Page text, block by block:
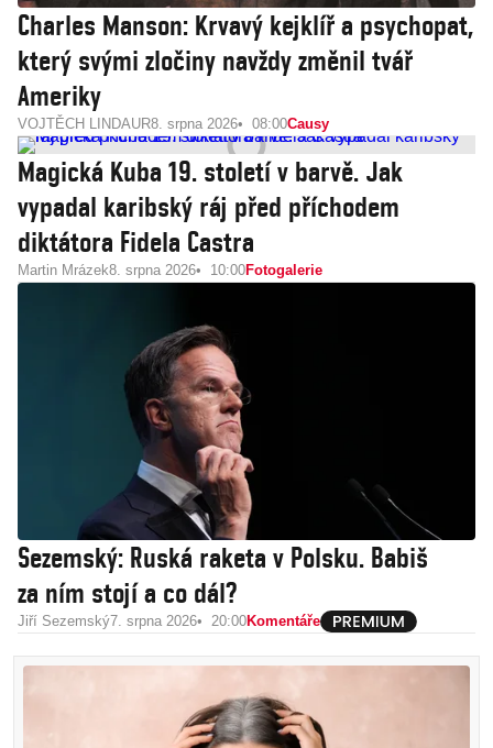
Charles Manson: Krvavý kejklíř a psychopat,
který svými zločiny navždy změnil tvář
Ameriky
VOJTĚCH LINDAUR8. srpna 2026 08:00Causy
Magická Kuba 19. století v barvě. Jak
vypadal karibský ráj před příchodem
diktátora Fidela Castra
Martin Mrázek8. srpna 2026 10:00Fotogalerie
Sezemský: Ruská raketa v Polsku. Babiš
za ním stojí a co dál?
Jiří Sezemský7. srpna 2026 20:00Komentáře